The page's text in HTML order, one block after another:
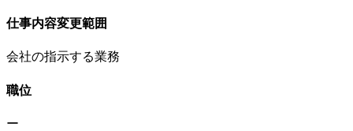
仕事内容変更範囲
会社の指示する業務
職位
ー